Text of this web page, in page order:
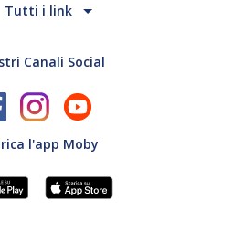
Tutti i link
Canali Social
l'app Moby